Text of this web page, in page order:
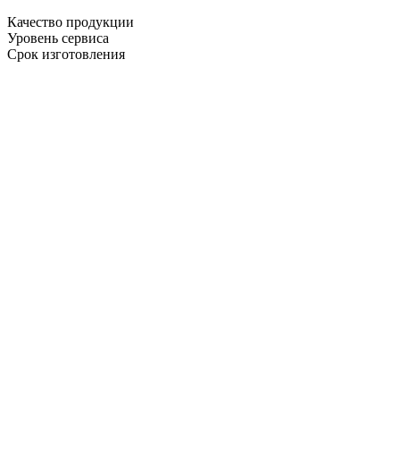
Качество продукции
Уровень сервиса
Срок изготовления